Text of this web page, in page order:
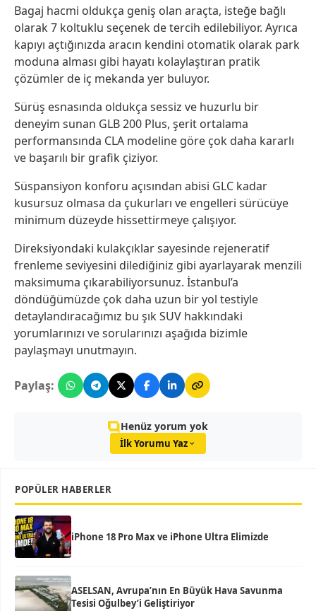
Bagaj hacmi oldukça geniş olan araçta, isteğe bağlı
olarak 7 koltuklu seçenek de tercih edilebiliyor. Ayrıca
kapıyı açtığınızda aracın kendini otomatik olarak park
moduna alması gibi hayatı kolaylaştıran pratik
çözümler de iç mekanda yer buluyor.
Sürüş esnasında oldukça sessiz ve huzurlu bir
deneyim sunan GLB 200 Plus, şerit ortalama
performansında CLA modeline göre çok daha kararlı
ve başarılı bir grafik çiziyor.
Süspansiyon konforu açısından abisi GLC kadar
kusursuz olmasa da çukurları ve engelleri sürücüye
minimum düzeyde hissettirmeye çalışıyor.
Direksiyondaki kulakçıklar sayesinde rejeneratif
frenleme seviyesini dilediğiniz gibi ayarlayarak menzili
maksimuma çıkarabiliyorsunuz. İstanbul’a
döndüğümüzde çok daha uzun bir yol testiyle
detaylandıracağımız bu şık SUV hakkındaki
yorumlarınızı ve sorularınızı aşağıda bizimle
paylaşmayı unutmayın.
Paylaş:
Henüz yorum yok
İlk Yorumu Yaz
POPÜLER HABERLER
iPhone 18 Pro Max ve iPhone Ultra Elimizde
ASELSAN, Avrupa’nın En Büyük Hava Savunma
Tesisi Oğulbey’i Geliştiriyor